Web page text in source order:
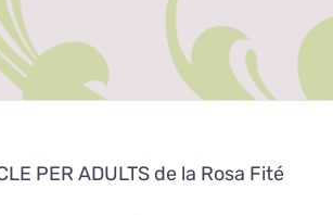
El Coro som tots
Activitats
Exposicions
PER ADULTS de la Rosa Fité